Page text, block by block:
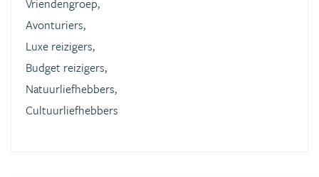
Vriendengroep,
Avonturiers,
Luxe reizigers,
Budget reizigers,
Natuurliefhebbers,
Cultuurliefhebbers